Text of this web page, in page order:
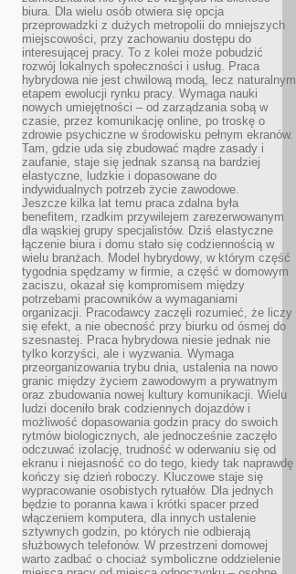
biura. Dla wielu osób otwiera się opcja
przeprowadzki z dużych metropolii do mniejszych
miejscowości, przy zachowaniu dostępu do
interesującej pracy. To z kolei może pobudzić
rozwój lokalnych społeczności i usług. Praca
hybrydowa nie jest chwilową modą, lecz naturalnym
etapem ewolucji rynku pracy. Wymaga nauki
nowych umiejętności – od zarządzania sobą w
czasie, przez komunikację online, po troskę o
zdrowie psychiczne w środowisku pełnym ekranów.
Tam, gdzie uda się zbudować mądre zasady i
zaufanie, staje się jednak szansą na bardziej
elastyczne, ludzkie i dopasowane do
indywidualnych potrzeb życie zawodowe.
Jeszcze kilka lat temu praca zdalna była
benefitem, rzadkim przywilejem zarezerwowanym
dla wąskiej grupy specjalistów. Dziś elastyczne
łączenie biura i domu stało się codziennością w
wielu branżach. Model hybrydowy, w którym część
tygodnia spędzamy w firmie, a część w domowym
zaciszu, okazał się kompromisem między
potrzebami pracowników a wymaganiami
organizacji. Pracodawcy zaczęli rozumieć, że liczy
się efekt, a nie obecność przy biurku od ósmej do
szesnastej. Praca hybrydowa niesie jednak nie
tylko korzyści, ale i wyzwania. Wymaga
przeorganizowania trybu dnia, ustalenia na nowo
granic między życiem zawodowym a prywatnym
oraz zbudowania nowej kultury komunikacji. Wielu
ludzi doceniło brak codziennych dojazdów i
możliwość dopasowania godzin pracy do swoich
rytmów biologicznych, ale jednocześnie zaczęło
odczuwać izolację, trudność w oderwaniu się od
ekranu i niejasność co do tego, kiedy tak naprawdę
kończy się dzień roboczy. Kluczowe staje się
wypracowanie osobistych rytuałów. Dla jednych
będzie to poranna kawa i krótki spacer przed
włączeniem komputera, dla innych ustalenie
sztywnych godzin, po których nie odbierają
służbowych telefonów. W przestrzeni domowej
warto zadbać o chociaż symboliczne oddzielenie